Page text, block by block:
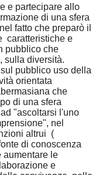
e partecipare allo
di una sfera
fatto che preparò il
caratteristiche e
pubblico che
sulla diversità.
pubblico uso della
orientata
che
di una sfera
"ascoltarsi l'uno
nel
altrui (
di conoscenza
aumentare le
e